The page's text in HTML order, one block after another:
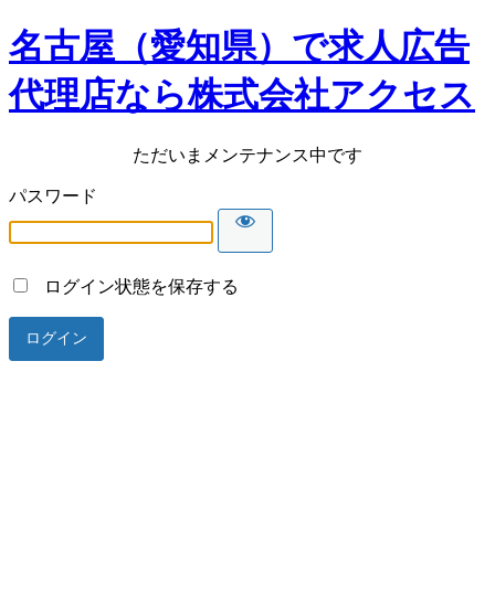
名古屋（愛知県）で求人広告
代理店なら株式会社アクセス
ただいまメンテナンス中です
パスワード
ログイン状態を保存する